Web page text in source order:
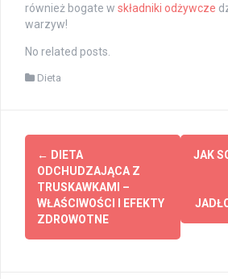
również bogate w składniki odżywcze
warzyw!
No related posts.
Dieta
Post
navigation
← DIETA
ODCHUDZAJĄCA Z
TRUSKAWKAMI –
WŁAŚCIWOŚCI I EFEKTY
ZDROWOTNE
JAK